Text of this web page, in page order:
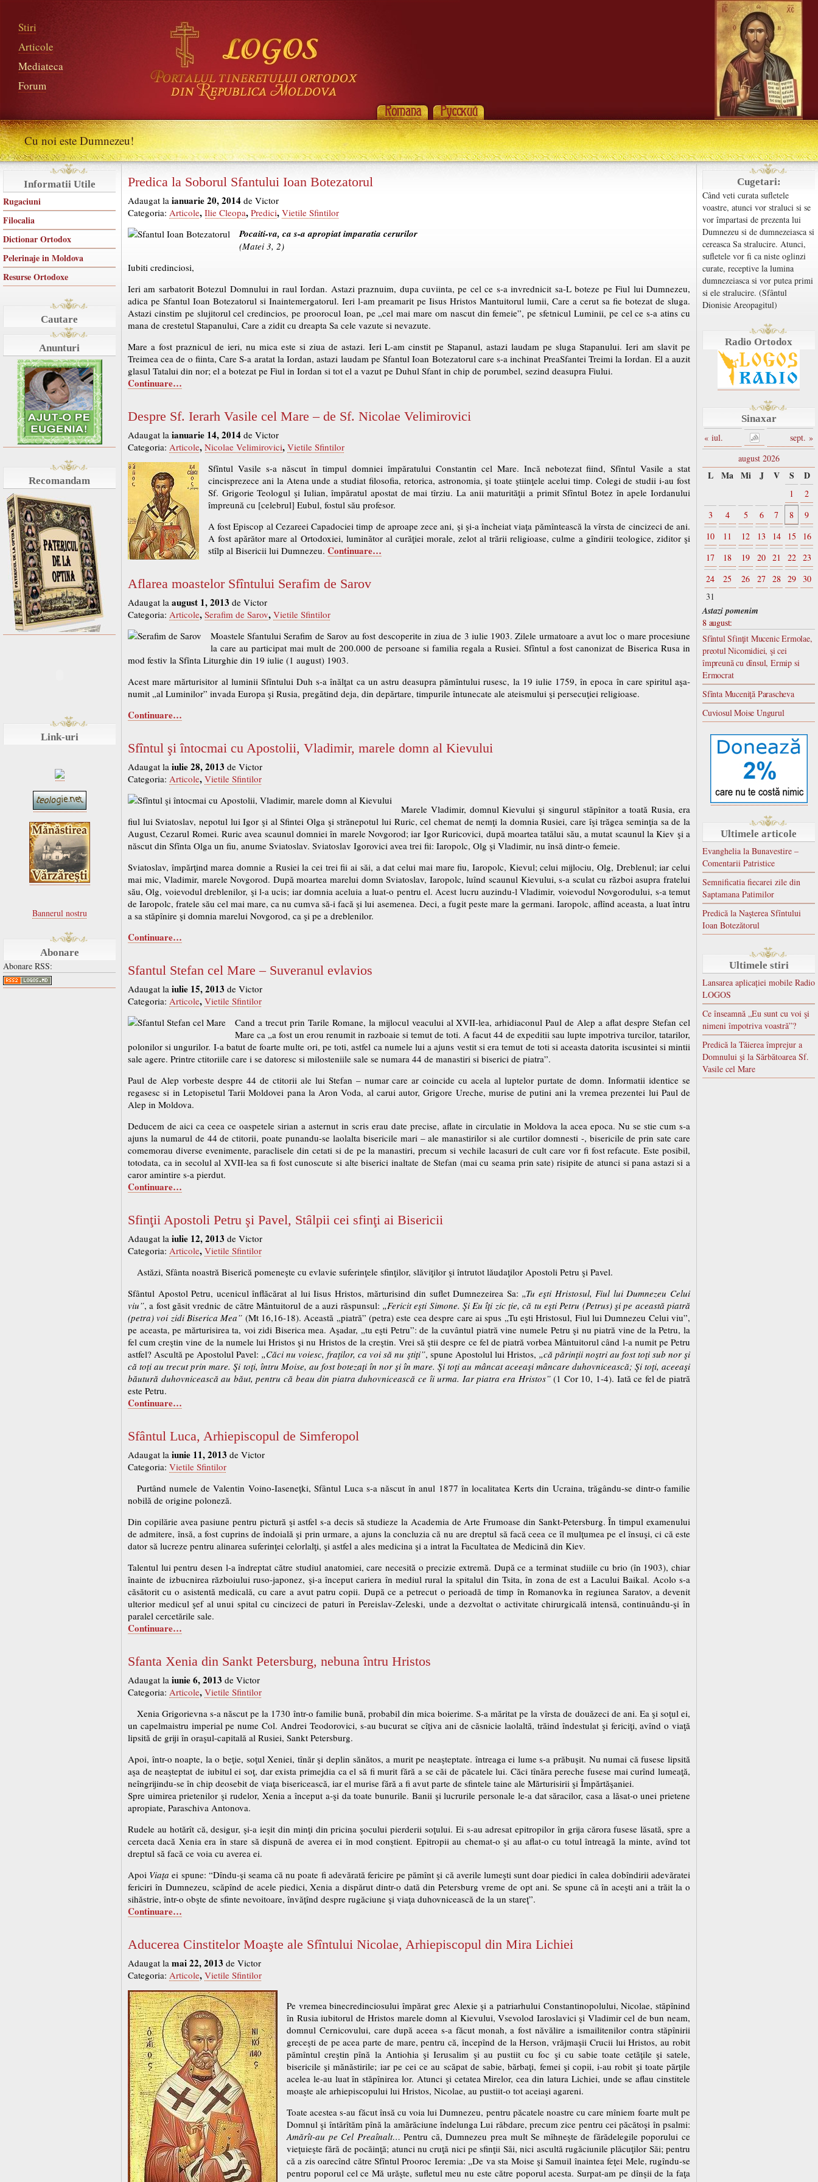
Stiri
Articole
Mediateca
Forum
Cu noi este Dumnezeu!
Informatii Utile
Rugaciuni
Filocalia
Dictionar Ortodox
Pelerinaje in Moldova
Resurse Ortodoxe
Cautare
Anunturi
Recomandam
Link-uri
Bannerul nostru
Abonare
Abonare RSS:
Cugetari:
Când veti curata sufletele
voastre, atunci vor straluci si se
vor împartasi de prezenta lui
Dumnezeu si de dumnezeiasca si
cereasca Sa stralucire. Atunci,
sufletele vor fi ca niste oglinzi
curate, receptive la lumina
dumnezeiasca si vor putea primi
si ele stralucire. (Sfântul
Dionisie Areopagitul)
Radio Ortodox
Sinaxar
« iul.
sept. »
august 2026
L Ma Mi J V S D
1
2
3
4 5 6 7 8
9
10
11 12 13 14 15
16
17
18 19 20 21 22
23
24
25 26 27 28 29
30
31
Astazi pomenim
8 august:
Sfîntul Sfinţit Mucenic Ermolae,
preotul Nicomidiei, şi cei
împreună cu dînsul, Ermip si
Ermocrat
Sfînta Muceniţă Parascheva
Cuviosul Moise Ungurul
Ultimele articole
Evanghelia la Bunavestire –
Comentarii Patristice
Semnificatia fiecarei zile din
Saptamana Patimilor
Predică la Naşterea Sfîntului
Ioan Botezătorul
Ultimele stiri
Lansarea aplicației mobile Radio
LOGOS
Ce înseamnă „Eu sunt cu voi şi
nimeni împotriva voastră”?
Predică la Tăierea împrejur a
Domnului şi la Sărbătoarea Sf.
Vasile cel Mare
Predica la Soborul Sfantului Ioan Botezatorul
Adaugat la ianuarie 20, 2014 de Victor
Categoria: Articole, Ilie Cleopa, Predici, Vietile Sfintilor
Pocaiti-va, ca s-a apropiat imparatia cerurilor
(Matei 3, 2)
Iubiti credinciosi,
Ieri am sarbatorit Botezul Domnului in raul Iordan. Astazi praznuim, dupa cuviinta, pe cel ce s-a invrednicit sa-L boteze pe Fiul lui Dumnezeu,
adica pe Sfantul Ioan Botezatorul si Inaintemergatorul. Ieri l-am preamarit pe Iisus Hristos Mantuitorul lumii, Care a cerut sa fie botezat de sluga.
Astazi cinstim pe slujitorul cel credincios, pe proorocul Ioan, pe „cel mai mare om nascut din femeie”, pe sfetnicul Luminii, pe cel ce s-a atins cu
mana de crestetul Stapanului, Care a zidit cu dreapta Sa cele vazute si nevazute.
Mare a fost praznicul de ieri, nu mica este si ziua de astazi. Ieri L-am cinstit pe Stapanul, astazi laudam pe sluga Stapanului. Ieri am slavit pe
Treimea cea de o fiinta, Care S-a aratat la Iordan, astazi laudam pe Sfantul Ioan Botezatorul care s-a inchinat PreaSfantei Treimi la Iordan. El a auzit
glasul Tatalui din nor; el a botezat pe Fiul in Iordan si tot el a vazut pe Duhul Sfant in chip de porumbel, sezind deasupra Fiului.
Continuare…
Despre Sf. Ierarh Vasile cel Mare – de Sf. Nicolae Velimirovici
Adaugat la ianuarie 14, 2014 de Victor
Categoria: Articole, Nicolae Velimirovici, Vietile Sfintilor
Sfîntul Vasile s-a născut în timpul domniei împăratului Constantin cel Mare. Incă nebotezat fiind, Sfîntul Vasile a stat
cincisprezece ani la Atena unde a studiat filosofia, retorica, astronomia, şi toate ştiinţele acelui timp. Colegi de studii i-au fost
Sf. Grigorie Teologul şi Iulian, împăratul apostat de mai tîrziu. La anii maturităţii a primit Sfîntul Botez în apele Iordanului
împreună cu [celebrul] Eubul, fostul său profesor.
A fost Episcop al Cezareei Capadociei timp de aproape zece ani, şi şi-a încheiat viaţa pămîntească la vîrsta de cincizeci de ani.
A fost apărător mare al Ortodoxiei, luminător al curăţiei morale, zelot al trării religioase, culme a gîndirii teologice, ziditor şi
stîlp al Bisericii lui Dumnezeu. Continuare…
Aflarea moastelor Sfîntului Serafim de Sarov
Adaugat la august 1, 2013 de Victor
Categoria: Articole, Serafim de Sarov, Vietile Sfintilor
Moastele Sfantului Serafim de Sarov au fost descoperite in ziua de 3 iulie 1903. Zilele urmatoare a avut loc o mare procesiune
la care au participat mai mult de 200.000 de persoane si familia regala a Rusiei. Sfîntul a fost canonizat de Biserica Rusa in
mod festiv la Sfînta Liturghie din 19 iulie (1 august) 1903.
Acest mare mărturisitor al luminii Sfîntului Duh s-a înălţat ca un astru deasupra pămîntului rusesc, la 19 iulie 1759, în epoca în care spiritul aşa-
numit „al Luminilor” invada Europa şi Rusia, pregătind deja, din depărtare, timpurile întunecate ale ateismului şi persecuţiei religioase.
Continuare…
Sfîntul şi întocmai cu Apostolii, Vladimir, marele domn al Kievului
Adaugat la iulie 28, 2013 de Victor
Categoria: Articole, Vietile Sfintilor
Marele Vladimir, domnul Kievului şi singurul stăpînitor a toată Rusia, era
fiul lui Sviatoslav, nepotul lui Igor şi al Sfintei Olga şi strănepotul lui Ruric, cel chemat de nemţi la domnia Rusiei, care îşi trăgea seminţia sa de la
August, Cezarul Romei. Ruric avea scaunul domniei în marele Novgorod; iar Igor Ruricovici, după moartea tatălui său, a mutat scaunul la Kiev şi a
născut din Sfînta Olga un fiu, anume Sviatoslav. Sviatoslav Igorovici avea trei fii: Iaropolc, Olg şi Vladimir, nu însă dintr-o femeie.
Sviatoslav, împărţind marea domnie a Rusiei la cei trei fii ai săi, a dat celui mai mare fiu, Iaropolc, Kievul; celui mijlociu, Olg, Dreblenul; iar celui
mai mic, Vladimir, marele Novgorod. După moartea marelui domn Sviatoslav, Iaropolc, luînd scaunul Kievului, s-a sculat cu război asupra fratelui
său, Olg, voievodul dreblenilor, şi l-a ucis; iar domnia aceluia a luat-o pentru el. Acest lucru auzindu-l Vladimir, voievodul Novgorodului, s-a temut
de Iaropolc, fratele său cel mai mare, ca nu cumva să-i facă şi lui asemenea. Deci, a fugit peste mare la germani. Iaropolc, aflînd aceasta, a luat întru
a sa stăpînire şi domnia marelui Novgorod, ca şi pe a dreblenilor.
Continuare…
Sfantul Stefan cel Mare – Suveranul evlavios
Adaugat la iulie 15, 2013 de Victor
Categoria: Articole, Vietile Sfintilor
Cand a trecut prin Tarile Romane, la mijlocul veacului al XVII-lea, arhidiaconul Paul de Alep a aflat despre Stefan cel
Mare ca „a fost un erou renumit in razboaie si temut de toti. A facut 44 de expeditii sau lupte impotriva turcilor, tatarilor,
polonilor si ungurilor. I-a batut de foarte multe ori, pe toti, astfel ca numele lui a ajuns vestit si era temut de toti si aceasta datorita iscusintei si mintii
sale agere. Printre ctitoriile care i se datoresc si milosteniile sale se numara 44 de manastiri si biserici de piatra”.
Paul de Alep vorbeste despre 44 de ctitorii ale lui Stefan – numar care ar coincide cu acela al luptelor purtate de domn. Informatii identice se
regasesc si in Letopisetul Tarii Moldovei pana la Aron Voda, al carui autor, Grigore Ureche, murise de putini ani la vremea prezentei lui Paul de
Alep in Moldova.
Deducem de aici ca ceea ce oaspetele sirian a asternut in scris erau date precise, aflate in circulatie in Moldova la acea epoca. Nu se stie cum s-a
ajuns la numarul de 44 de ctitorii, poate punandu-se laolalta bisericile mari – ale manastirilor si ale curtilor domnesti -, bisericile de prin sate care
comemorau diverse evenimente, paraclisele din cetati si de pe la manastiri, precum si vechile lacasuri de cult care vor fi fost refacute. Este posibil,
totodata, ca in secolul al XVII-lea sa fi fost cunoscute si alte biserici inaltate de Stefan (mai cu seama prin sate) risipite de atunci si pana astazi si a
caror amintire s-a pierdut.
Continuare…
Sfinţii Apostoli Petru şi Pavel, Stâlpii cei sfinţi ai Bisericii
Adaugat la iulie 12, 2013 de Victor
Categoria: Articole, Vietile Sfintilor
Astăzi, Sfânta noastră Biserică pomeneşte cu evlavie suferinţele sfinţilor, slăviţilor şi întrutot lăudaţilor Apostoli Petru şi Pavel.
Sfântul Apostol Petru, ucenicul înflăcărat al lui Iisus Hristos, mărturisind din suflet Dumnezeirea Sa: „Tu eşti Hristosul, Fiul lui Dumnezeu Celui
viu”, a fost găsit vrednic de către Mântuitorul de a auzi răspunsul: „Fericit eşti Simone. Şi Eu îţi zic ţie, că tu eşti Petru (Petrus) şi pe această piatră
(petra) voi zidi Biserica Mea” (Mt 16,16-18). Această „piatră” (petra) este cea despre care ai spus „Tu eşti Hristosul, Fiul lui Dumnezeu Celui viu”,
pe aceasta, pe mărturisirea ta, voi zidi Biserica mea. Aşadar, „tu eşti Petru”: de la cuvântul piatră vine numele Petru şi nu piatră vine de la Petru, la
fel cum creştin vine de la numele lui Hristos şi nu Hristos de la creştin. Vrei să ştii despre ce fel de piatră vorbea Mântuitorul când l-a numit pe Petru
astfel? Ascultă pe Apostolul Pavel: „Căci nu voiesc, fraţilor, ca voi să nu ştiţi”, spune Apostolul lui Hristos, „că părinţii noştri au fost toţi sub nor şi
că toţi au trecut prin mare. Şi toţi, întru Moise, au fost botezaţi în nor şi în mare. Şi toţi au mâncat aceeaşi mâncare duhovnicească; Şi toţi, aceeaşi
băutură duhovnicească au băut, pentru că beau din piatra duhovnicească ce îi urma. Iar piatra era Hristos”(1 Cor 10, 1-4). Iată ce fel de piatră
este Petru.
Continuare…
Sfântul Luca, Arhiepiscopul de Simferopol
Adaugat la iunie 11, 2013 de Victor
Categoria: Vietile Sfintilor
Purtând numele de Valentin Voino-Iaseneţki, Sfântul Luca s-a născut în anul 1877 în localitatea Kerts din Ucraina, trăgându-se dintr-o familie
nobilă de origine poloneză.
Din copilărie avea pasiune pentru pictură şi astfel s-a decis să studieze la Academia de Arte Frumoase din Sankt-Petersburg. În timpul examenului
de admitere, însă, a fost cuprins de îndoială şi prin urmare, a ajuns la concluzia că nu are dreptul să facă ceea ce îl mulţumea pe el însuşi, ci că este
dator să lucreze pentru alinarea suferinţei celorlalţi, şi astfel a ales medicina şi a intrat la Facultatea de Medicină din Kiev.
Talentul lui pentru desen l-a îndreptat către studiul anatomiei, care necesită o precizie extremă. După ce a terminat studiile cu brio (în 1903), chiar
înainte de izbucnirea războiului ruso-japonez, şi-a început cariera în mediul rural la spitalul din Tsita, în zona de est a Lacului Baikal. Acolo s-a
căsătorit cu o asistentă medicală, cu care a avut patru copii. După ce a petrecut o perioadă de timp în Romanovka în regiunea Saratov, a devenit
ulterior medicul şef al unui spital cu cincizeci de paturi în Pereislav-Zeleski, unde a dezvoltat o activitate chirurgicală intensă, continuându-şi în
paralel cercetările sale.
Continuare…
Sfanta Xenia din Sankt Petersburg, nebuna întru Hristos
Adaugat la iunie 6, 2013 de Victor
Categoria: Articole, Vietile Sfintilor
Xenia Grigorievna s-a născut pe la 1730 într-o familie bună, probabil din mica boierime. S-a măritat pe la vîrsta de douăzeci de ani. Ea şi soţul ei,
un capelmaistru imperial pe nume Col. Andrei Teodorovici, s-au bucurat se cîţiva ani de căsnicie laolaltă, trăind îndestulat şi fericiţi, avînd o viaţă
lipsită de griji în oraşul-capitală al Rusiei, Sankt Petersburg.
Apoi, într-o noapte, la o beţie, soţul Xeniei, tînăr şi deplin sănătos, a murit pe neaşteptate. întreaga ei lume s-a prăbuşit. Nu numai că fusese lipsită
aşa de neaşteptat de iubitul ei soţ, dar exista primejdia ca el să fi murit fără a se căi de păcatele lui. Căci tînăra pereche fusese mai curînd lumeaţă,
neîngrijindu-se în chip deosebit de viaţa bisericească, iar el murise fără a fi avut parte de sfintele taine ale Mărturisirii şi Împărtăşaniei.
Spre uimirea prietenilor şi rudelor, Xenia a început a-şi da toate bunurile. Banii şi lucrurile personale le-a dat săracilor, casa a lăsat-o unei prietene
apropiate, Paraschiva Antonova.
Rudele au hotărît că, desigur, şi-a ieşit din minţi din pricina şocului pierderii soţului. Ei s-au adresat epitropilor în grija cărora fusese lăsată, spre a
cerceta dacă Xenia era în stare să dispună de averea ei în mod conştient. Epitropii au chemat-o şi au aflat-o cu totul întreagă la minte, avînd tot
dreptul să facă ce voia cu averea ei.
Apoi Viaţa ei spune: “Dîndu-şi seama că nu poate fi adevărată fericire pe pămînt şi că averile lumeşti sunt doar piedici în calea dobîndirii adevăratei
fericiri în Dumnezeu, scăpînd de acele piedici, Xenia a dispărut dintr-o dată din Petersburg vreme de opt ani. Se spune că în aceşti ani a trăit la o
sihăstrie, într-o obşte de sfinte nevoitoare, învăţînd despre rugăciune şi viaţa duhovnicească de la un stareţ”.
Continuare…
Aducerea Cinstitelor Moaşte ale Sfîntului Nicolae, Arhiepiscopul din Mira Lichiei
Adaugat la mai 22, 2013 de Victor
Categoria: Articole, Vietile Sfintilor
Pe vremea binecredinciosului împărat grec Alexie şi a patriarhului Constantinopolului, Nicolae, stăpînind
în Rusia iubitorul de Hristos marele domn al Kievului, Vsevolod Iaroslavici şi Vladimir cel de bun neam,
domnul Cernicovului, care după aceea s-a făcut monah, a fost năvălire a ismailitenilor contra stăpînirii
greceşti de pe acea parte de mare, pentru că, începînd de la Herson, vrăjmaşii Crucii lui Hristos, au robit
pămîntul creştin pînă la Antiohia şi Ierusalim şi au pustiit cu foc şi cu sabie toate cetăţile şi satele,
bisericile şi mănăstirile; iar pe cei ce au scăpat de sabie, bărbaţi, femei şi copii, i-au robit şi toate părţile
acelea le-au luat în stăpînirea lor. Atunci şi cetatea Mirelor, cea din latura Lichiei, unde se aflau cinstitele
moaşte ale arhiepiscopului lui Hristos, Nicolae, au pustiit-o tot aceiaşi agareni.
Toate acestea s-au făcut însă cu voia lui Dumnezeu, pentru păcatele noastre cu care mîniem foarte mult pe
Domnul şi întărîtăm pînă la amărăciune îndelunga Lui răbdare, precum zice pentru cei păcătoşi în psalmi:
Amărît-au pe Cel Preaînalt… Pentru că, Dumnezeu prea mult Se mîhneşte de fărădelegile poporului ce
vieţuieşte fără de pocăinţă; atunci nu cruţă nici pe sfinţii Săi, nici ascultă rugăciunile plăcuţilor Săi; pentru
că a zis oarecînd către Sfîntul Prooroc Ieremia: „De va sta Moise şi Samuil înaintea feţei Mele, rugîndu-se
pentru poporul cel ce Mă urăşte, sufletul meu nu este către poporul acesta. Surpat-am pe dînşii de la faţa